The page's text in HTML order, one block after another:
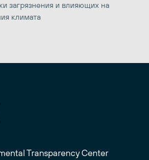
загрязнения и влияющих на
климата
Transparency Center